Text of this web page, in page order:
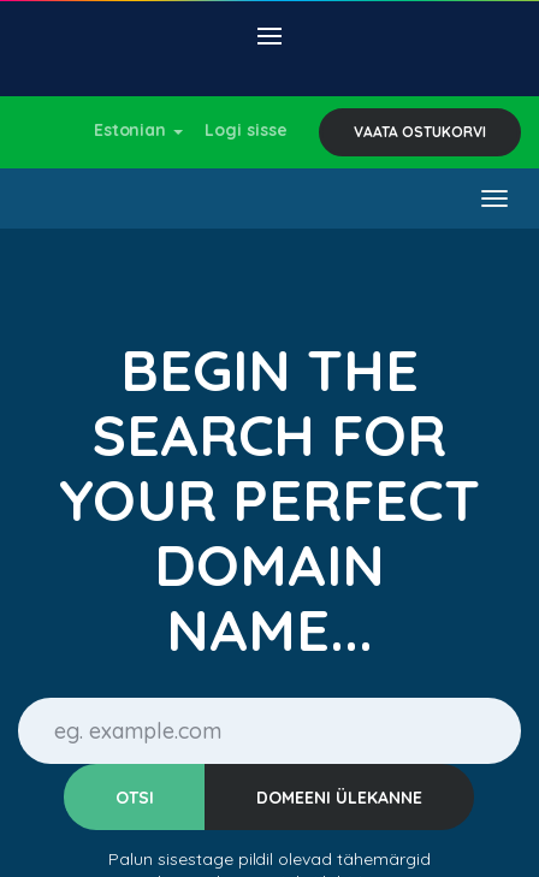
Estonian Logi sisse VAATA OSTUKORVI
BEGIN THE
SEARCH FOR
YOUR PERFECT
DOMAIN
NAME...
Palun sisestage pildil olevad tähemärgid